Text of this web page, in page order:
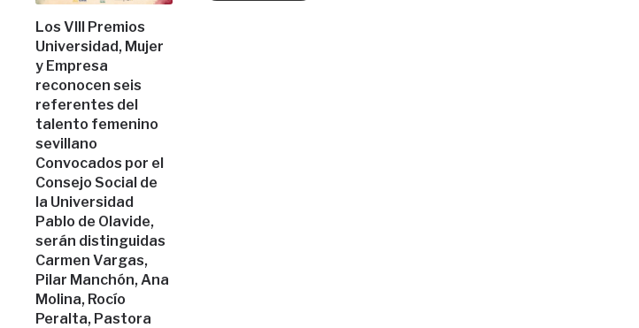
Los VIII Premios
Universidad, Mujer
y Empresa
reconocen seis
referentes del
talento femenino
sevillano
Convocados por el
Consejo Social de
la Universidad
Pablo de Olavide,
serán distinguidas
Carmen Vargas,
Pilar Manchón, Ana
Molina, Rocío
Peralta, Pastora